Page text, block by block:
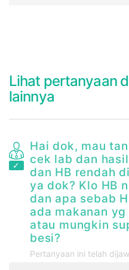
Lihat pertanyaan
lainnya
Hai dok, mau
cek lab dan
dan HB rendah
ya dok? Klo HB
dan apa sebab
ada makanan
atau mungkin
besi?
Pertanyaan ini telah